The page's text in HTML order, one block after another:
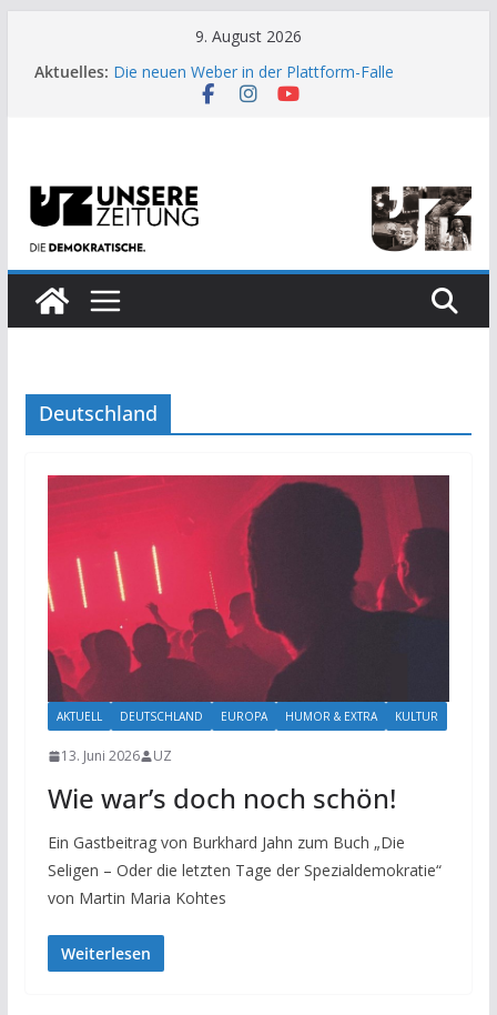
9. August 2026
Aktuelles: Die neuen Weber in der Plattform-Falle
Moment der Woche: Die Heuschrecke
US-Wahl: Arzt aus Detroit besiegt 70-Millionen-
Dollar-Lobby
Deutschland
AKTUELL DEUTSCHLAND EUROPA HUMOR & EXTRA KULTUR
13. Juni 2026 UZ
Wie war’s doch noch schön!
Ein Gastbeitrag von Burkhard Jahn zum Buch „Die
Seligen – Oder die letzten Tage der Spezialdemokratie“
von Martin Maria Kohtes
Weiterlesen